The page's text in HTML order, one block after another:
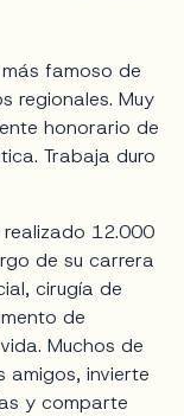
famoso de
regionales. Muy
honorario de
Trabaja duro
12.000
de su carrera
cirugía de
de
Muchos de
amigos, invierte
y comparte